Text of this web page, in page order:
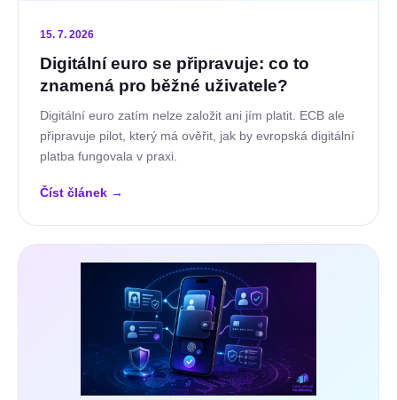
15. 7. 2026
Digitální euro se připravuje: co to
znamená pro běžné uživatele?
Digitální euro zatím nelze založit ani jím platit. ECB ale
připravuje pilot, který má ověřit, jak by evropská digitální
platba fungovala v praxi.
Číst článek →